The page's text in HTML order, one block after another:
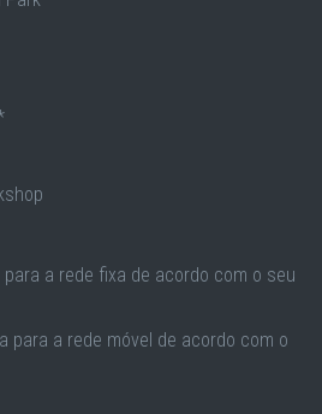
a rede fixa de acordo com o seu
para a rede móvel de acordo com o